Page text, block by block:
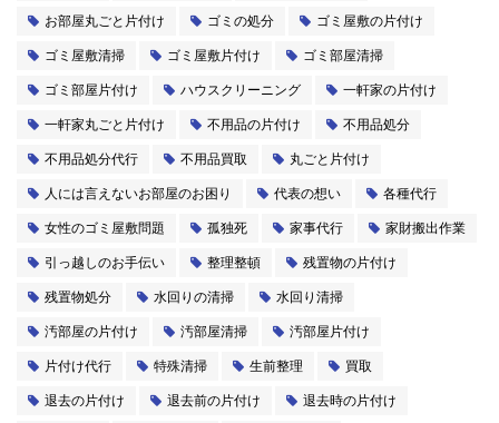
お部屋丸ごと片付け
ゴミの処分
ゴミ屋敷の片付け
ゴミ屋敷清掃
ゴミ屋敷片付け
ゴミ部屋清掃
ゴミ部屋片付け
ハウスクリーニング
一軒家の片付け
一軒家丸ごと片付け
不用品の片付け
不用品処分
不用品処分代行
不用品買取
丸ごと片付け
人には言えないお部屋のお困り
代表の想い
各種代行
女性のゴミ屋敷問題
孤独死 家事代行
家財搬出作業
引っ越しのお手伝い
整理整頓
残置物の片付け
残置物処分
水回りの清掃
水回り清掃
汚部屋の片付け
汚部屋清掃
汚部屋片付け
片付け代行
特殊清掃 生前整理
買取
退去の片付け
退去前の片付け
退去時の片付け